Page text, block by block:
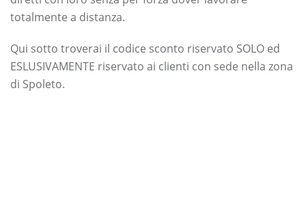
totalmente a distanza.
Qui sotto troverai il codice sconto riservato SOLO ed
ESLUSIVAMENTE riservato ai clienti con sede nella zona
di Spoleto.